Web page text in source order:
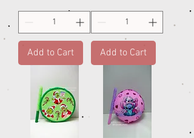
Add to Cart Add to Cart